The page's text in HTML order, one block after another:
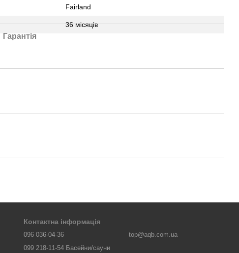
Fairland
36 місяців
Гарантія
Контактна інформація
096 036-04-36
099 218-11-54 Басейни/сауни
top@aqb.com.ua